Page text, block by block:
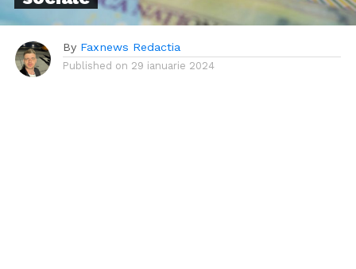
By Faxnews Redactia
Published on 29 ianuarie 2024